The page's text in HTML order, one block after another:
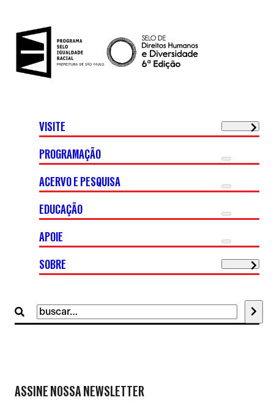
Buscar
por:
VISITE
PROGRAMAÇÃO
ACERVO E PESQUISA
EDUCAÇÃO
APOIE
SOBRE
ASSINE NOSSA NEWSLETTER